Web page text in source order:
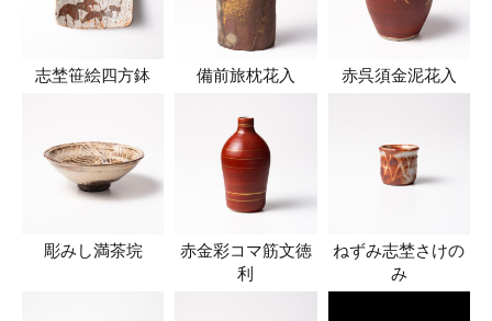
志埜笹絵四方鉢 備前旅枕花入 赤呉須金泥花入
彫みし満茶垸
赤金彩コマ筋文徳
利
ねずみ志埜さけの
み